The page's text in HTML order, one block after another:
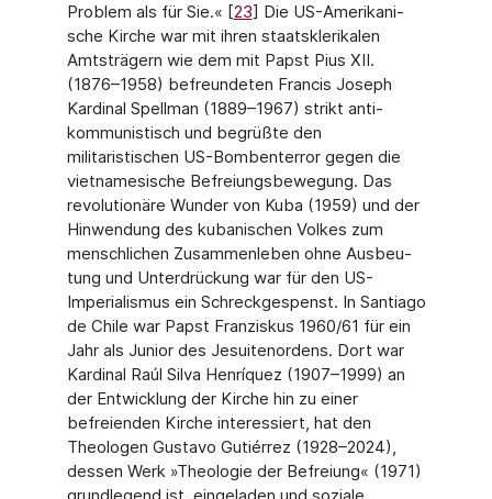
Problem als für Sie.« [23] Die US-Amerikani­
sche Kirche war mit ihren staatsklerikalen
Amtsträgern wie dem mit Papst Pius XII.
(1876–1958) befreundeten Francis Joseph
Kardinal Spellman (1889–1967) strikt anti­
kommunistisch und begrüßte den
militaristischen US-Bombenterror gegen die
vietna­mesische Befreiungsbewegung. Das
revolutionäre Wunder von Kuba (1959) und der
Hinwendung des kubanischen Volkes zum
menschlichen Zusammenleben ohne Ausbeu­
tung und Unterdrückung war für den US-
Imperialismus ein Schreckgespenst. In Santia­go
de Chile war Papst Franziskus 1960/61 für ein
Jahr als Junior des Jesuitenordens. Dort war
Kardinal Raúl Silva Henríquez (1907–1999) an
der Entwicklung der Kirche hin zu einer
befreienden Kirche interessiert, hat den
Theologen Gustavo Gutiérrez (1928–2024),
dessen Werk »Theologie der Befreiung« (1971)